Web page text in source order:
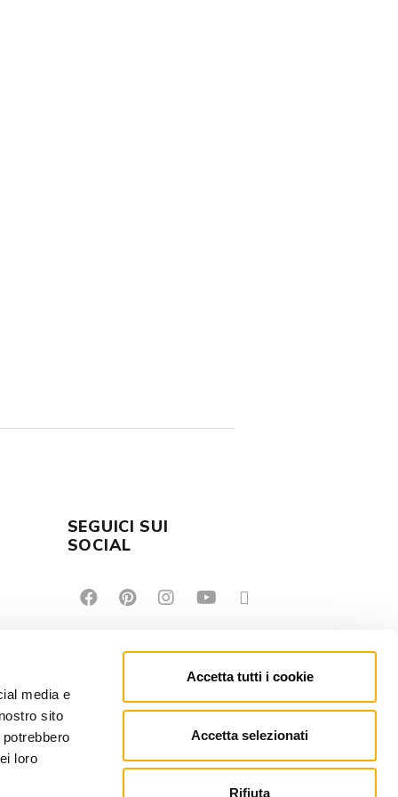
media e
sito
loro
Accetta tutti i cookie
Accetta selezionati
Rifiuta
SEGUICI SUI
SOCIAL